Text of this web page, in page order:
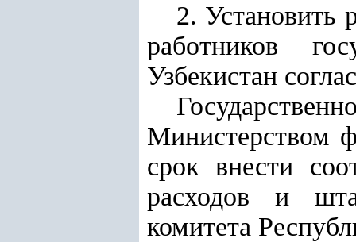
2. Установить
работников
Узбекистан
Министерством
срок внести
расходов и
комитета